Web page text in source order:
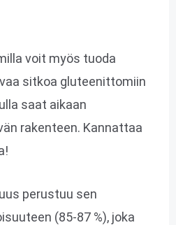
voit myös tuoda
sitkoa gluteenittomiin
saat aikaan
rakenteen. Kannattaa
perustuu sen
(85-87 %), joka